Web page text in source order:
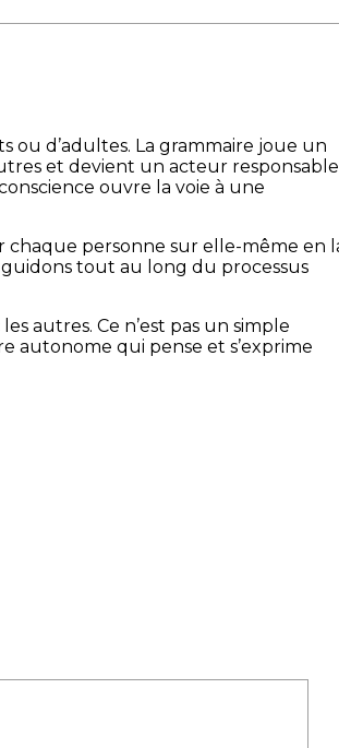
ou d’adultes. La grammaire joue un
et devient un acteur
ouvre la voie à une
chaque personne sur elle-même en
tout au long du processus
autres. Ce n’est pas un simple
autonome qui pense et s’exprime